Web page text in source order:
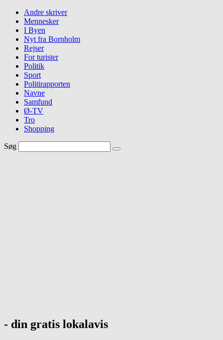
Andre skriver
Mennesker
I Byen
Nyt fra Bornholm
Rejser
For turister
Politik
Sport
Politirapporten
Navne
Samfund
Ø-TV
Tro
Shopping
Søg
- din gratis lokalavis